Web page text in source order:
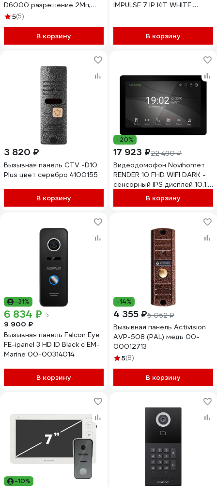
D6000 разрешение 2Мп,
поддержка Wi-Fi,
карт Mifare, питание PoE/12V
DC, установка накладная,
5(5)
В корзину
IMPULSE 7 IP KIT WHITE.
считывателем, PoE-
коммутатор. Поддержка SIP.
В корзину
3 820 ₽
Вызывная панель CTV -D10
Plus цвет серебро 4100155
В корзину
-20%
17 923 ₽22 490 ₽
Видеодомофон Novihomeт
RENDER 10 FHD WIFI DARK -
сенсорный IPS дисплей 10.1;
поддержка: 2 вызывных
панелей, 3 видеокамер, 2
microSD 4068
В корзину
-31%
6 834 ₽
9 900 ₽
Вызывная панель Falcon Eye
FE-ipanel 3 HD ID Black с EM-
Marine 00-00314014
В корзину
-14%
4 355 ₽5 052 ₽
Вызывная панель Activision
AVP-508 (PAL) медь 00-
00012713
5(8)
В корзину
-10%